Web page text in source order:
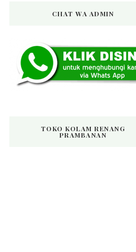
CHAT WA ADMIN
TOKO KOLAM RENANG
PRAMBANAN